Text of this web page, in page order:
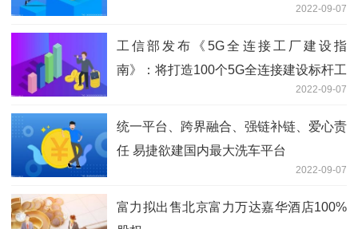
2022-09-07
工信部发布《5G全连接工厂建设指
南》：将打造100个5G全连接建设标杆工
2022-09-07
统一平台、跨界融合、强链补链、爱心责
任 易捷欲建国内最大洗车平台
2022-09-07
富力拟出售北京富力万达嘉华酒店100%